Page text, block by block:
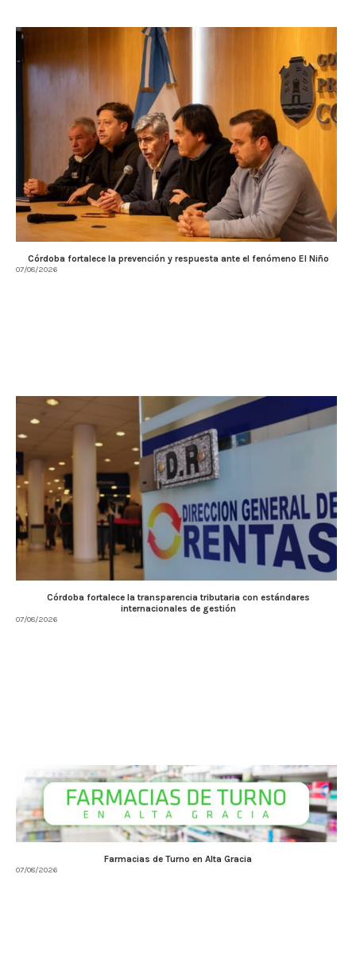
Córdoba fortalece la prevención y respuesta ante el fenómeno El Niño
07/08/2026
Córdoba fortalece la transparencia tributaria con estándares
internacionales de gestión
07/08/2026
Farmacias de Turno en Alta Gracia
07/08/2026